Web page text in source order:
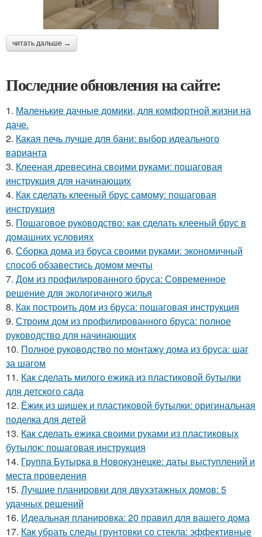
читать дальше →
Последние обновления на сайте:
1. Маленькие дачные домики, для комфортной жизни на
даче.
2. Какая печь лучше для бани: выбор идеального
варианта
3. Клееная древесина своими руками: пошаговая
инструкция для начинающих
4. Как сделать клееный брус самому: пошаговая
инструкция
5. Пошаговое руководство: как сделать клееный брус в
домашних условиях
6. Сборка дома из бруса своими руками: экономичный
способ обзавестись домом мечты
7. Дом из профилированного бруса: Современное
решение для экологичного жилья
8. Как построить дом из бруса: пошаговая инструкция
9. Строим дом из профилированного бруса: полное
руководство для начинающих
10. Полное руководство по монтажу дома из бруса: шаг
за шагом
11. Как сделать милого ежика из пластиковой бутылки
для детского сада
12. Ёжик из шишек и пластиковой бутылки: оригинальная
поделка для детей
13. Как сделать ежика своими руками из пластиковых
бутылок: пошаговая инструкция
14. Группа Бутырка в Новокузнецке: даты выступлений и
места проведения
15. Лучшие планировки для двухэтажных домов: 5
удачных решений
16. Идеальная планировка: 20 правил для вашего дома
17. Как убрать следы грунтовки со стекла: эффективные